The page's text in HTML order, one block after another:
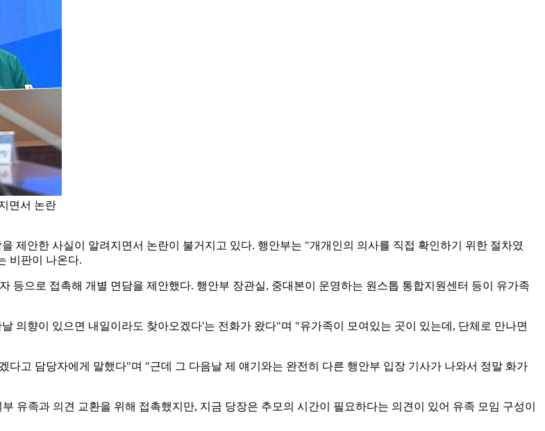
면서 논란
제안한 사실이 알려지면서 논란이 불거지고 있다. 행안부는 "개개인의 의사를 직접 확인하기 위한 절차였
비판이 나온다.
등으로 접촉해 개별 면담을 제안했다. 행안부 장관실, 중대본이 운영하는 원스톱 통합지원센터 등이 유가족
의향이 있으면 내일이라도 찾아오겠다'는 전화가 왔다"며 "유가족이 모여있는 곳이 있는데, 단체로 만나면
고 담당자에게 말했다"며 "근데 그 다음날 제 얘기와는 완전히 다른 행안부 입장 기사가 나와서 정말 화가
유족과 의견 교환을 위해 접촉했지만, 지금 당장은 추모의 시간이 필요하다는 의견이 있어 유족 모임 구성이